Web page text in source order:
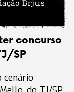
concurso
SP
cenário